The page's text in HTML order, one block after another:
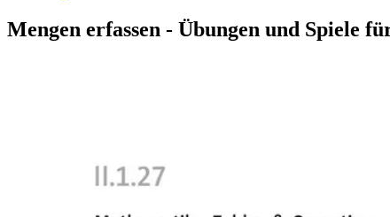
Mengen erfassen - Übungen und Spiele